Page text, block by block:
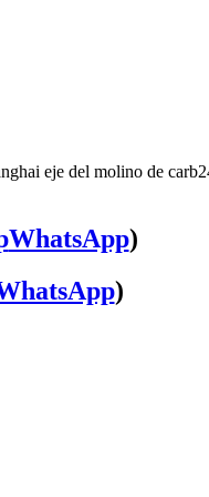
eje del molino de
WhatsApp)
)